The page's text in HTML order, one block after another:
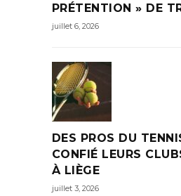
PRÉTENTION » DE
juillet 6, 2026
DES PROS DU
CONFIÉ LEURS
À LIÈGE
juillet 3, 2026